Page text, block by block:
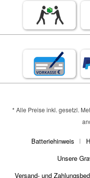
* Alle Preise inkl. gesetzl.
Batteriehinweis
Unsere
Versand- und